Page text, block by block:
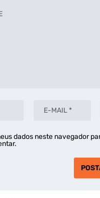
dados neste navegador